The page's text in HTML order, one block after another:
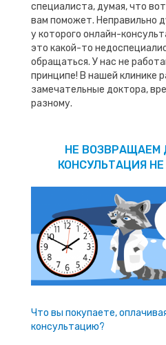
специалиста, думая, что
вам поможет. Неправильно
у которого онлайн-
это какой-то
обращаться. У нас не
принципе! В нашей клинике
замечательные доктора,
разному.
НЕ ВОЗВРАЩАЕМ
КОНСУЛЬТАЦИЯ
Что вы покупаете,
консультацию?